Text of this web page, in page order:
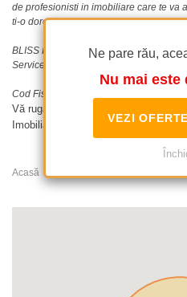
Ne pare rău,
Nu mai
VEZI
de profesionisti in imobiliare care te va
ti-o doresti.
BLISS Imobiliare este divizia de
Services BLISS SRL
Cod Fiscal RO18268740
Vă rugăm să citiți
Imobiliare și pentru utilizarea acestui
Acasă